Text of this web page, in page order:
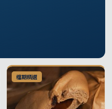
檔期精選